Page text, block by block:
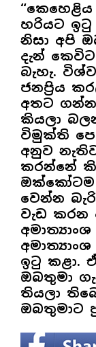
හරියට
නිසා අපි
දැන්
බැහැ.
ජනප්‍රිය
අතට
කියලා
විමුක්ති
අනුව
කරන්නේ
ඔක්කෝටම
වෙන්න
වැඩ කරන
ඉටු කළා.
ඔබතුමා
තියලා
ඔබතුමාට